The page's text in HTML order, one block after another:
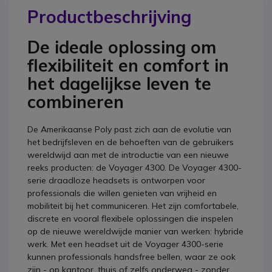
Productbeschrijving
De ideale oplossing om
flexibiliteit en comfort in
het dagelijkse leven te
combineren
De Amerikaanse Poly past zich aan de evolutie van
het bedrijfsleven en de behoeften van de gebruikers
wereldwijd aan met de introductie van een nieuwe
reeks producten: de Voyager 4300. De Voyager 4300-
serie draadloze headsets is ontworpen voor
professionals die willen genieten van vrijheid en
mobiliteit bij het communiceren. Het zijn comfortabele,
discrete en vooral flexibele oplossingen die inspelen
op de nieuwe wereldwijde manier van werken: hybride
werk. Met een headset uit de Voyager 4300-serie
kunnen professionals handsfree bellen, waar ze ook
zijn - op kantoor, thuis of zelfs onderweg - zonder